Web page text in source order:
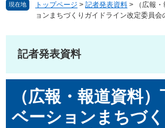
現在地 トップページ > 記者発表資料 >
（広報
ョンまちづくりガイドライン改定委員会
記者発表資料
（広報・報道資料
ベーションまちづ